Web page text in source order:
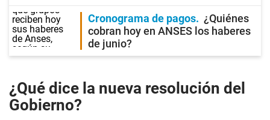
Cronograma de pagos
¿Quiénes
cobran hoy en ANSES los haberes
de junio?
¿Qué dice la nueva resolución del
Gobierno?